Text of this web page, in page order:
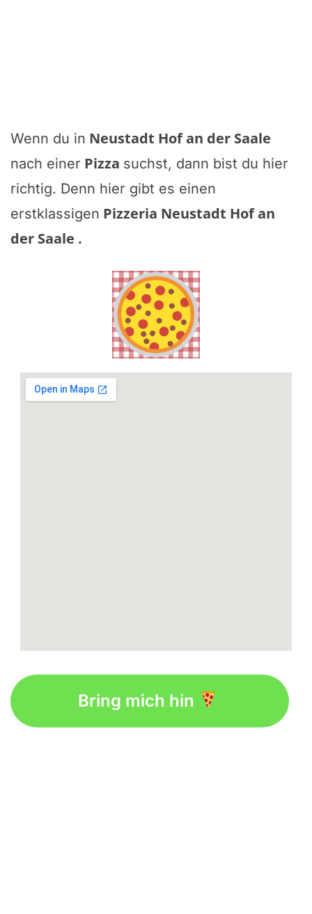
Wenn du in Neustadt Hof an der Saale
nach einer Pizza suchst, dann bist du hier
richtig. Denn hier gibt es einen
erstklassigen Pizzeria Neustadt Hof an
der Saale .
Bring mich hin